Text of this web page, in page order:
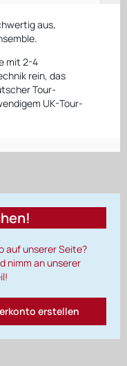
aus,
mit 2-4
rein, das
Tour-
UK-Tour-
auf unserer Seite?
nimm an unserer
erstellen